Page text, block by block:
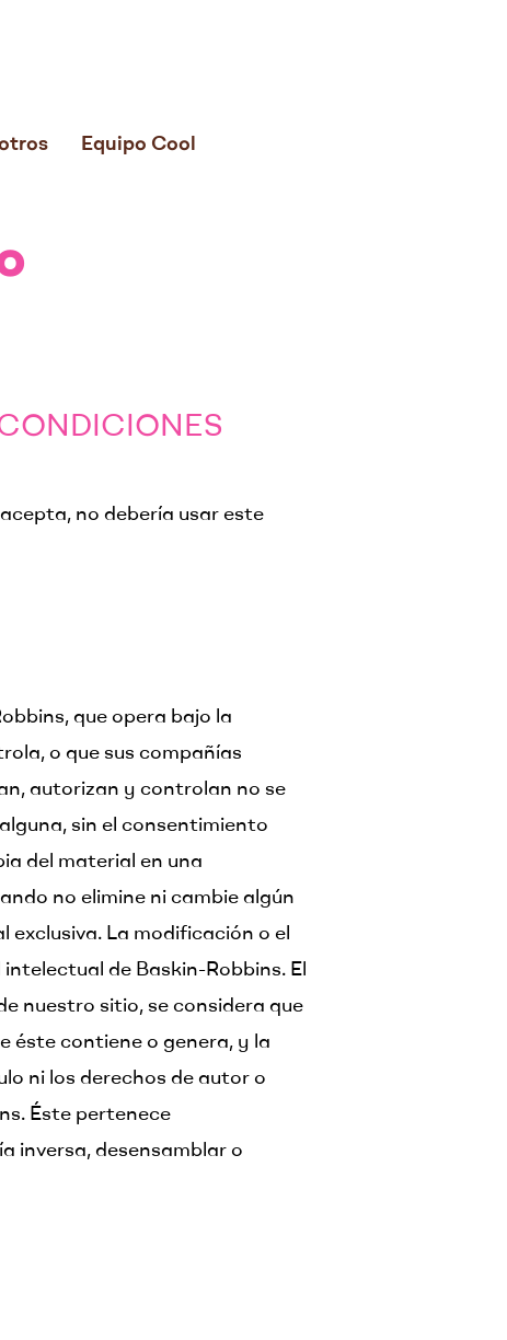
Equipo Cool
no debería usar este
que opera bajo la
o que sus compañías
autorizan y controlan no se
sin el consentimiento
del material en una
no elimine ni cambie algún
La modificación o el
de Baskin-Robbins. El
nuestro sitio, se considera que
éste contiene o genera, y la
ni los derechos de autor o
Éste pertenece
inversa, desensamblar o